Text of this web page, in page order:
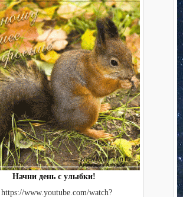
Начни день с улыбки!
https://www.youtube.com/watch?